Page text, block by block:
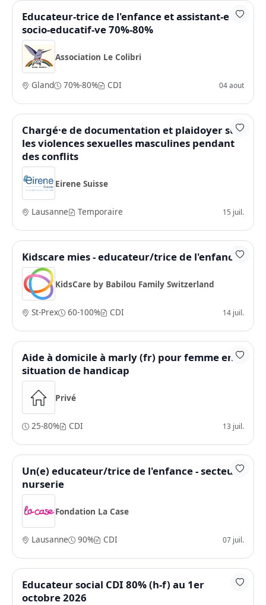
Educateur-trice de l'enfance et assistant-e
socio-educatif-ve 70%-80%
Association Le Colibri
Gland 70%-80% CDI 04 aout
Chargé·e de documentation et plaidoyer sur
les violences sexuelles masculines pendant
des conflits
Eirene Suisse
Lausanne Temporaire 15 juil.
Kidscare mies - educateur/trice de l'enfance
KidsCare by Babilou Family Switzerland
St-Prex 60-100% CDI 14 juil.
Aide à domicile à marly (fr) pour femme en
situation de handicap
Privé
25-80% CDI 13 juil.
Un(e) educateur/trice de l'enfance - secteur
nurserie
Fondation La Case
Lausanne 90% CDI 07 juil.
Educateur social CDI 80% (h-f) au 1er
octobre 2026